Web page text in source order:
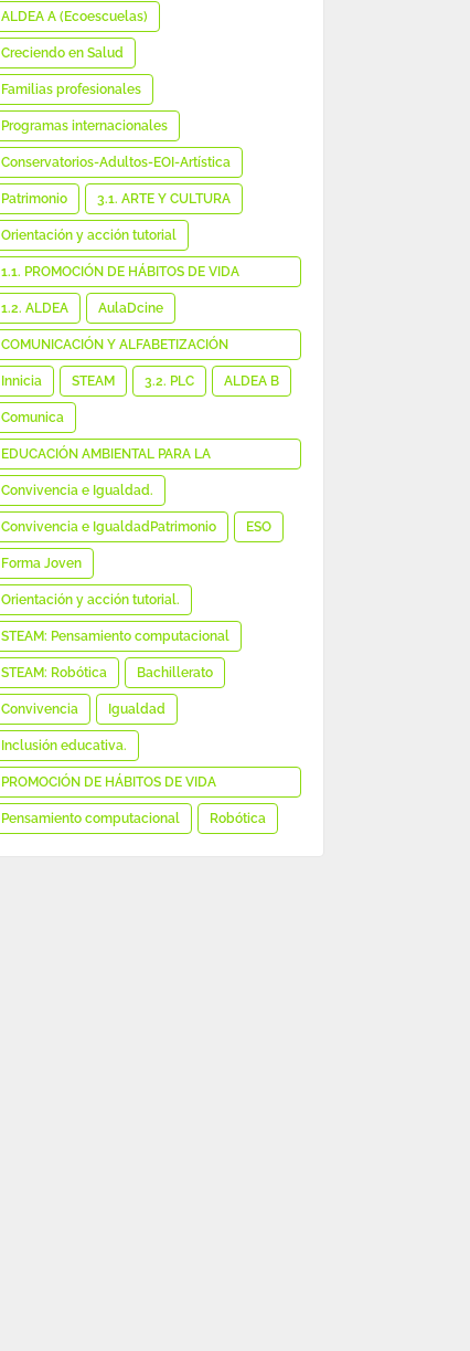
ALDEA A (Ecoescuelas)
Creciendo en Salud
Familias profesionales
Programas internacionales
Conservatorios-Adultos-EOI-Artística
Patrimonio 3.1. ARTE Y CULTURA
Orientación y acción tutorial
1.1. PROMOCIÓN DE HÁBITOS DE VIDA
SALUDABLE
1.2. ALDEA AulaDcine
COMUNICACIÓN Y ALFABETIZACIÓN
MEDIÁTICA E INFORMACIONAL
Innicia STEAM 3.2. PLC ALDEA B
Comunica
EDUCACIÓN AMBIENTAL PARA LA
SOSTENIBILIDAD
Convivencia e Igualdad.
Convivencia e IgualdadPatrimonio ESO
Forma Joven
Orientación y acción tutorial.
STEAM: Pensamiento computacional
STEAM: Robótica Bachillerato
Convivencia Igualdad
Inclusión educativa.
PROMOCIÓN DE HÁBITOS DE VIDA
SALUDABLE
Pensamiento computacional Robótica